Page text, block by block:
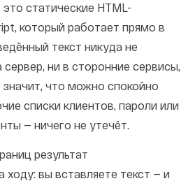
статические HTML-
который работает прямо в
текст никуда не
сервер, ни в сторонние сервисы,
значит, что можно спокойно
списки клиентов, пароли или
— ничего не утечёт.
результат
ходу: вы вставляете текст — и